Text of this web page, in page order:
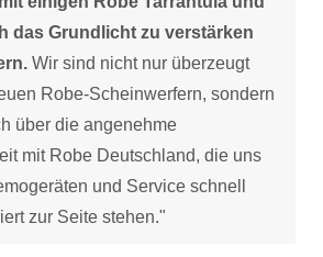
das Grundlicht zu verstärken
Wir sind nicht nur überzeugt
Robe-Scheinwerfern, sondern
über die angenehme
mit Robe Deutschland, die uns
und Service schnell
zur Seite stehen."